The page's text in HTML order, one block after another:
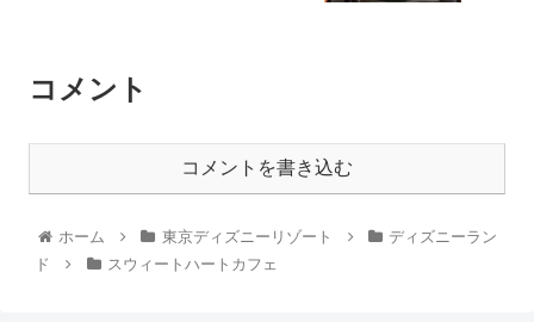
コメント
コメントを書き込む
ホーム 東京ディズニーリゾート
ディズニーラン
ド
スウィートハートカフェ